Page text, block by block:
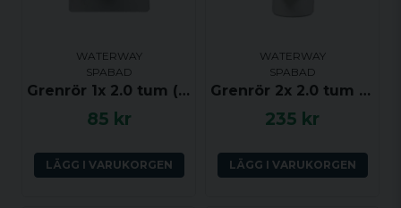
WATERWAY
SPABAD
Grenrör 1x 2.0 tum (ho) till 4x 0.75 tum (ha) med dränering
85 kr
LÄGG I VARUKORGEN
WATERWAY
SPABAD
Grenrör 2x 2.0 tum (ha-ho) till 10x 0.75 tum (ha)
235 kr
LÄGG I VARUKORGEN